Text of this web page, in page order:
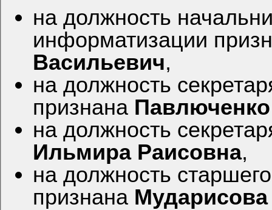
на должность
информатизации
Васильевич,
на должность
признана
на должность
Ильмира Раисовна,
на должность
признана